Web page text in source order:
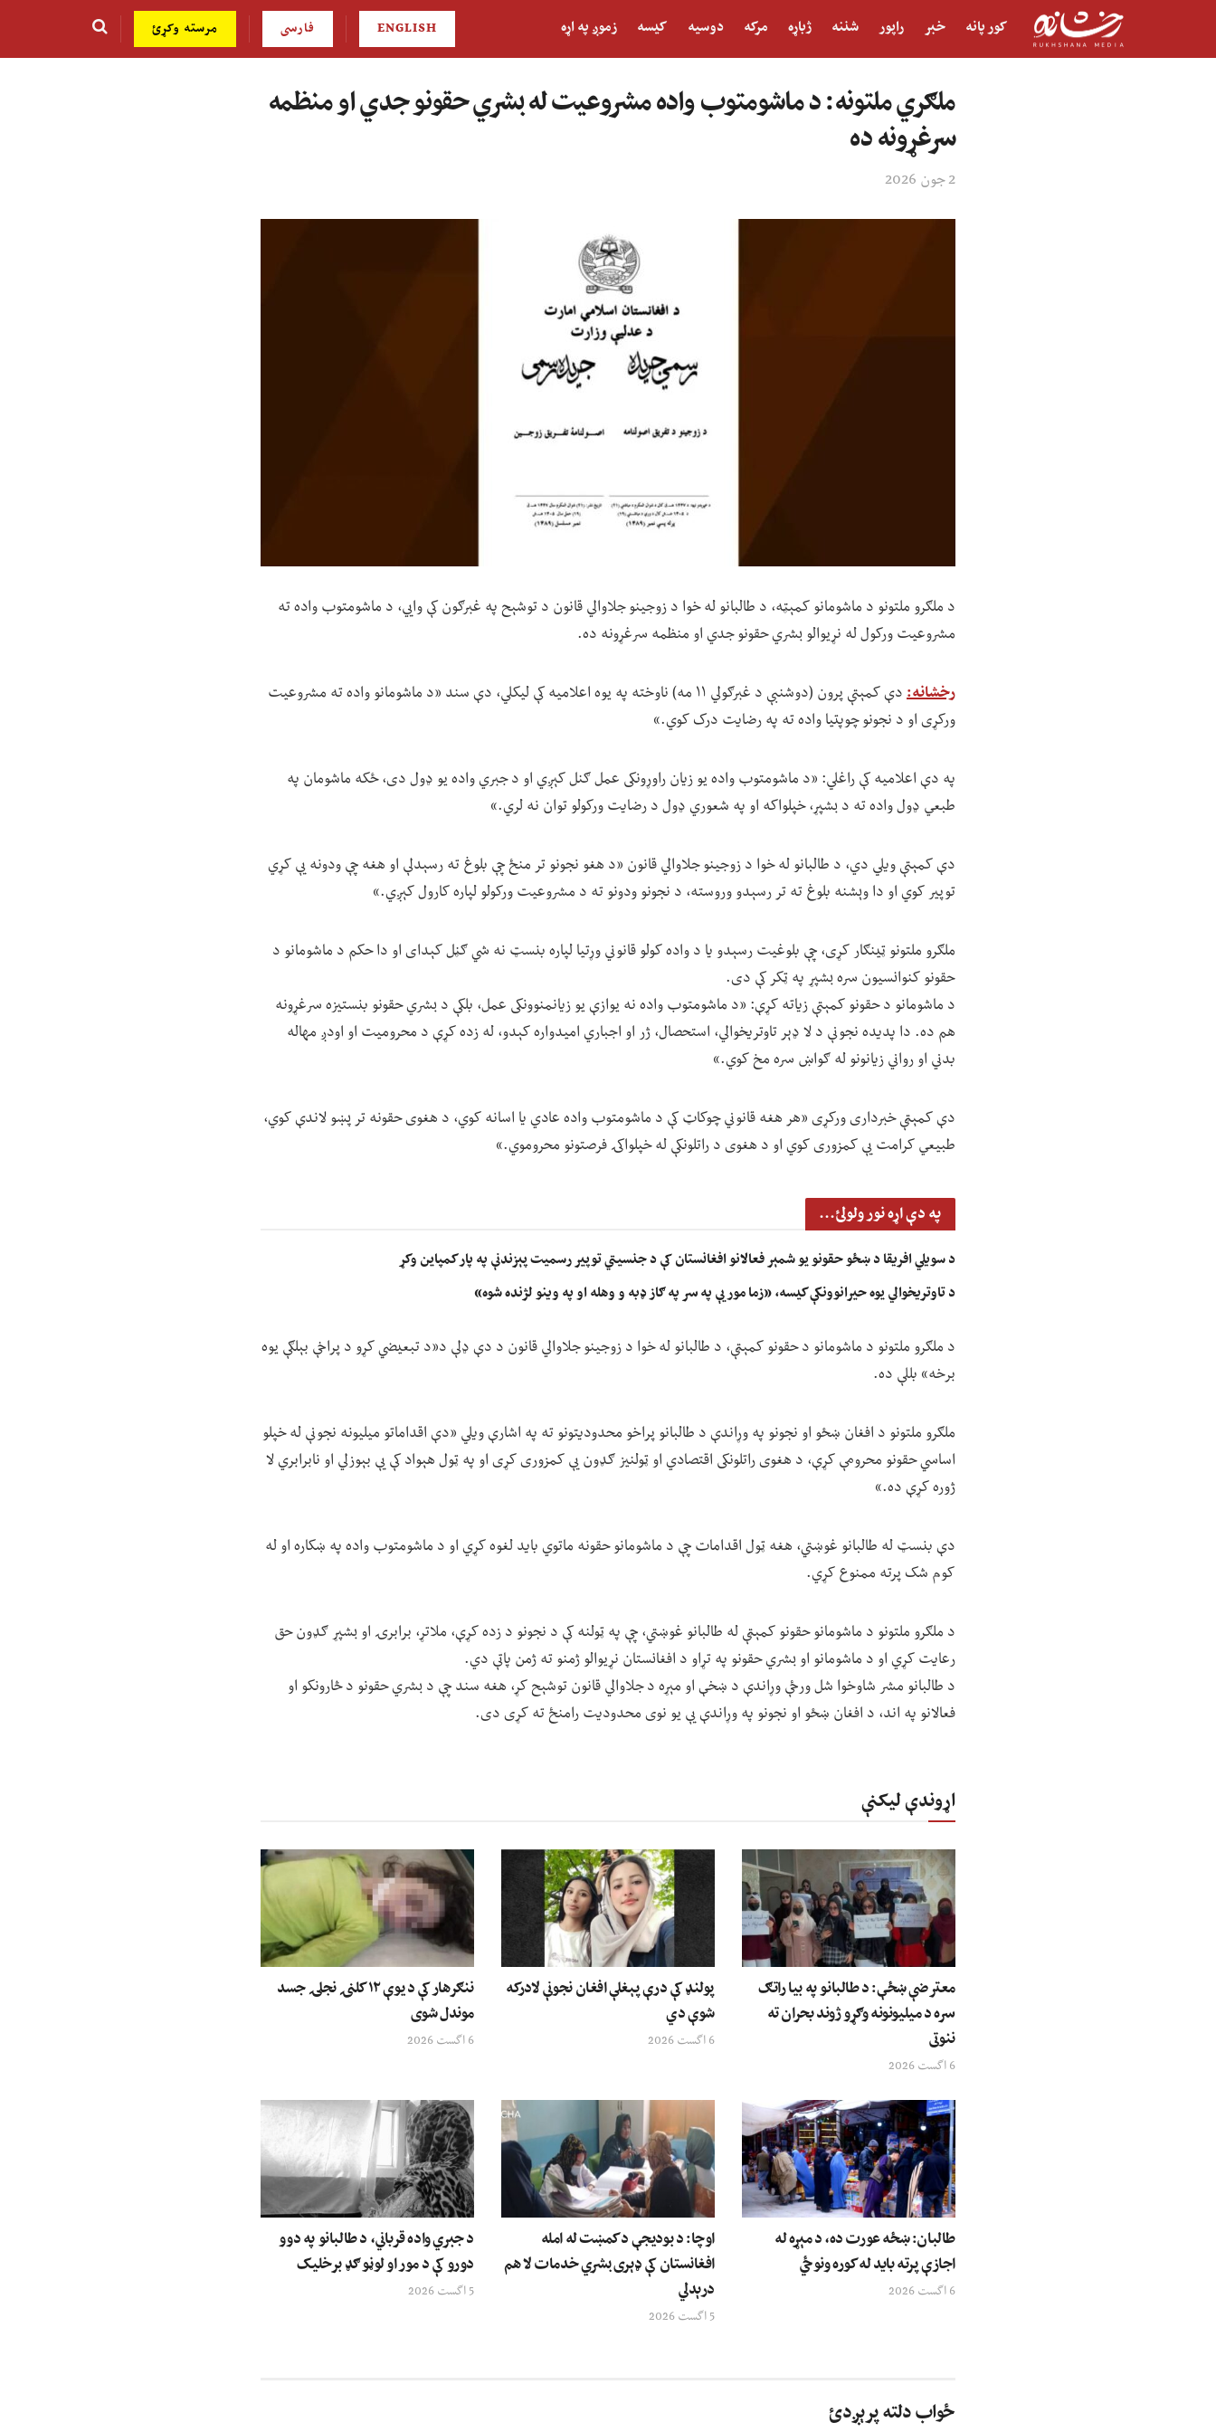
کور پانه خبر راپور شننه ژباړه مرکه دوسیه کیسه زموږ په اړه ENGLISH فارسی مرسته وکړئ
ملګري ملتونه: د ماشومتوب واده مشروعیت له بشري حقونو جدي او منظمه
سرغړونه ده
2 جون 2026
د ملګرو ملتونو د ماشومانو کمېټه، د طالبانو له خوا د زوجینو جلاوالي قانون د توشېح په غبرګون کې وايي، د ماشومتوب واده ته
مشروعیت ورکول له نړیوالو بشري حقونو جدي او منظمه سرغړونه ده.
رخشانه:
دې کمېتې پرون (دوشنبې د غبرګولي ۱۱ مه) ناوخته په یوه اعلامیه کې لیکلي، دې سند «د ماشومانو واده ته مشروعیت
ورکړی او د نجونو چوپتیا واده ته په رضایت درک کوي.»
په دې اعلامیه کې راغلي: «د ماشومتوب واده یو زیان راوړونکی عمل ګنل کېږي او د جبري واده یو ډول دی، ځکه ماشومان په
طبعي ډول واده ته د بشپړ، خپلواکه او په شعوري ډول د رضایت ورکولو توان نه لري.»
دې کمېتې ویلي دي، د طالبانو له خوا د زوجینو جلاوالي قانون «د هغو نجونو تر منځ چې بلوغ ته رسېدلې او هغه چې ودونه یې کړي
توپیر کوي او دا وېشنه بلوغ ته تر رسېدو وروسته، د نجونو ودونو ته د مشروعیت ورکولو لپاره کارول کېږي.»
ملګرو ملتونو ټینګار کړی، چې بلوغیت رسېدو یا د واده کولو قانوني وړتیا لپاره بنسټ نه شي ګڼل کېدای او دا حکم د ماشومانو د
حقونو کنوانسیون سره بشپړ په ټکر کې دی.
د ماشومانو د حقونو کمېتې زیاته کړې: «د ماشومتوب واده نه یوازې یو زیانمنوونکی عمل، بلکې د بشري حقونو بنستیزه سرغړونه
هم ده. دا پدیده نجونې د لا ډېر تاوتریخوالي، استحصال، ژر او اجباري امیدواره کېدو، له زده کړې د محرومیت او اودږ مهاله
بدني او رواني زیانونو له ګواښ سره مخ کوي.»
دې کمېټې خبرداری ورکړی «هر هغه قانوني چوکاټ کې د ماشومتوب واده عادي یا اسانه کوي، د هغوی حقونه تر پښو لاندې کوي،
طبیعي کرامت یې کمزوری کوي او د هغوی د راتلونکې له خپلواکۍ فرصتونو محروموي.»
په دې اړه نور ولولئ...
د سویلي افریقا د ښځو حقونو یو شمېر فعالانو افغانستان کې د جنسیتي توپیر رسمیت پېزندنې په پار کمپاین وکړ
د تاوتریخوالي یوه حیرانوونکې کیسه، «زما مور یې په سر په ګاز ډبه و وهله او په وینو لژنده شوه»
د ملګرو ملتونو د ماشومانو د حقونو کمېټې، د طالبانو له خوا د زوجینو جلاوالي قانون د دې ډلې د«د تبعیضي کړو د پراخې بېلګې یوه
برخه» بللې ده.
ملګرو ملتونو د افغان ښځو او نجونو په وړاندې د طالبانو پراخو محدودیتونو ته په اشارې ویلي «دې اقداماتو میلیونه نجونې له خپلو
اساسي حقونو محرومې کړې، د هغوی راتلونکی اقتصادي او ټولنیز ګډون یې کمزوری کړی او په ټول هېواد کې يې بېوزلي او نابرابري لا
ژوره کړې ده.»
دې بنسټ له طالبانو غوښتي، هغه ټول اقدامات چې د ماشومانو حقونه ماتوي باید لغوه کړي او د ماشومتوب واده په ښکاره او له
کوم شک پرته ممنوع کړي.
د ملګرو ملتونو د ماشومانو حقونو کمېټې له طالبانو غوښتي، چې په ټولنه کې د نجونو د زده کړې، ملاتړ، برابرۍ او بشپړ ګډون حق
رعایت کړي او د ماشومانو او بشري حقونو په تړاو د افغانستان نړیوالو ژمنو ته ژمن پاتې دي.
د طالبانو مشر شاوخوا شل ورځې وړاندې د ښخې او مېړه د جلاوالي قانون توشېح کړ، هغه سند چې د بشري حقونو د څارونکو او
فعالانو په اند، د افغان ښځو او نجونو په وړاندې یې یو نوی محدودیت رامنځ ته کړی دی.
اړوندې لیکنې
معترضې ښځې: د طالبانو په بیا راتګ
سره د میلیونونه وګړو ژوند بحران ته
ننوتی
6 اگست 2026
پولنډ کې درې پېغلې افغان نجونې لادرکه
شوې دي
6 اگست 2026
ننګرهار کې د یوې ۱۲ کلنۍ نجلۍ جسد
موندل شوی
6 اگست 2026
طالبان: ښځه عورت ده، د مېړه له
اجازې پرته باید له کوره ونوځي
6 اگست 2026
اوچا: د بودیجې د کمښت له امله
افغانستان کې ډېری بشري خدمات لا هم
درېدلي
5 اگست 2026
د جبري واده قرباني، د طالبانو په دوو
دورو کې د مور او لوڼو ګډ برخلیک
5 اگست 2026
ځواب دلته پرېږدئ